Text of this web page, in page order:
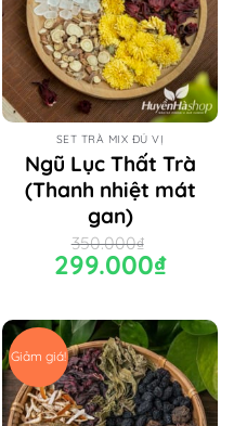
SET TRÀ MIX ĐỦ VỊ
Ngũ Lục Thất Trà
(Thanh nhiệt mát
gan)
350.000₫
Giá
gốc
299.000₫Giá
hiện
Giảm giá!